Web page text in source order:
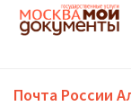
Почта России